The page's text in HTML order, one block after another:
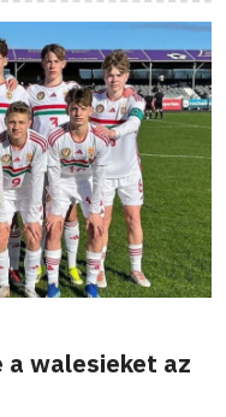
a walesieket az